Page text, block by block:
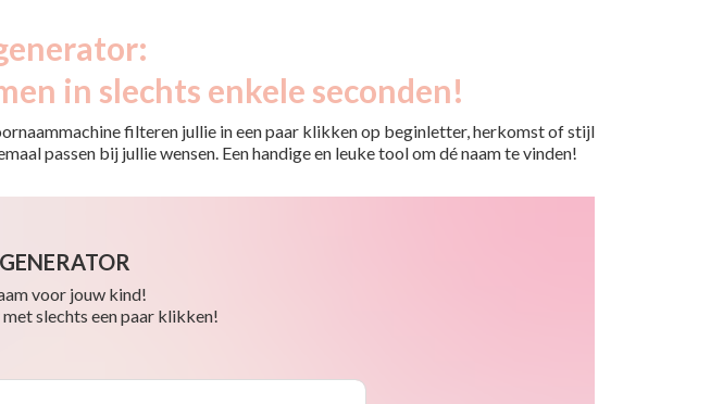
in slechts enkele seconden!
filteren jullie in een paar klikken op beginletter, herkomst of stijl
passen bij jullie wensen. Een handige en leuke tool om dé naam te vinden!
voor jouw kind!
slechts een paar klikken!